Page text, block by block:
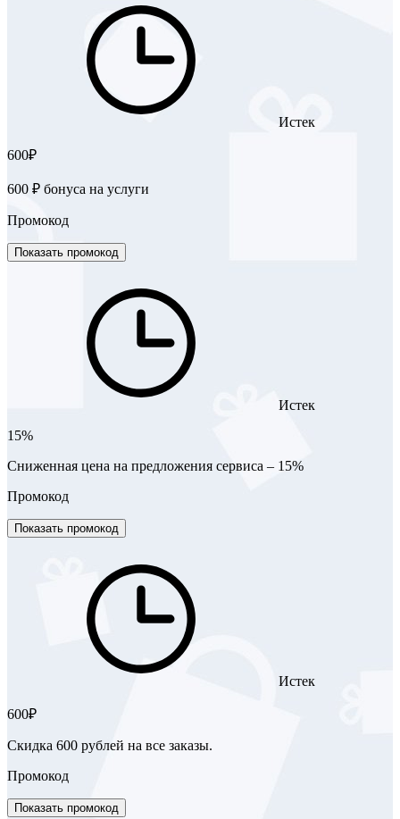
Истек
600₽
600 ₽ бонуса на услуги
Промокод
Показать промокод
Истек
15%
Сниженная цена на предложения сервиса – 15%
Промокод
Показать промокод
Истек
600₽
Скидка 600 рублей на все заказы.
Промокод
Показать промокод